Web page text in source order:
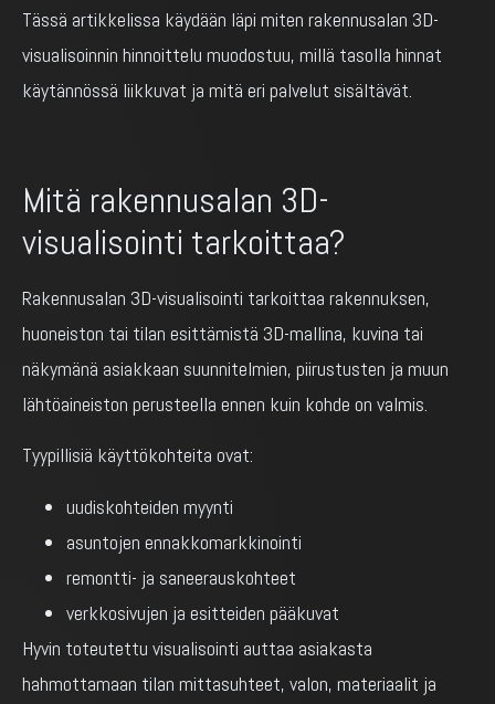
Tässä artikkelissa käydään läpi miten rakennusalan 3D-
visualisoinnin hinnoittelu muodostuu, millä tasolla hinnat
käytännössä liikkuvat ja mitä eri palvelut sisältävät.
Mitä rakennusalan 3D-
visualisointi tarkoittaa?
Rakennusalan 3D-visualisointi tarkoittaa rakennuksen,
huoneiston tai tilan esittämistä 3D-mallina, kuvina tai
näkymänä asiakkaan suunnitelmien, piirustusten ja muun
lähtöaineiston perusteella ennen kuin kohde on valmis.
Tyypillisiä käyttökohteita ovat:
uudiskohteiden myynti
asuntojen ennakkomarkkinointi
remontti- ja saneerauskohteet
verkkosivujen ja esitteiden pääkuvat
Hyvin toteutettu visualisointi auttaa asiakasta
hahmottamaan tilan mittasuhteet, valon, materiaalit ja